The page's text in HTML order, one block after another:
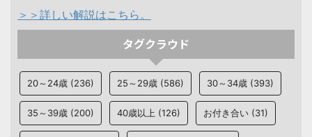
＞＞詳しい解説はこちら。
タグクラウド
20～24歳 (236) 25～29歳 (586) 30～34歳 (393)
35～39歳 (200) 40歳以上 (126) お付き合い (31)